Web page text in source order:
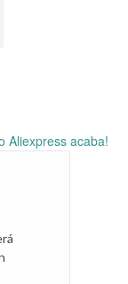
Aliexpress acaba!